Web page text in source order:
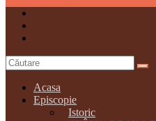
Acasa
Episcopie
Istoric